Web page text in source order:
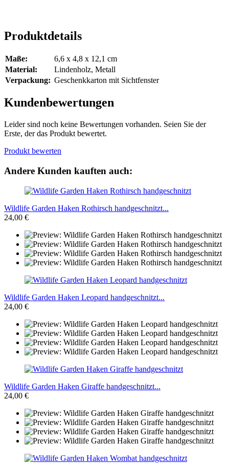
Produktdetails
Maße:
6,6 x 4,8 x 12,1 cm
Material:
Lindenholz, Metall
Verpackung: Geschenkkarton mit Sichtfenster
Kundenbewertungen
Leider sind noch keine Bewertungen vorhanden. Seien Sie der
Erste, der das Produkt bewertet.
Produkt bewerten
Andere Kunden kauften auch:
Wildlife Garden Haken Rothirsch handgeschnitzt...
24,00 €
Wildlife Garden Haken Leopard handgeschnitzt...
24,00 €
Wildlife Garden Haken Giraffe handgeschnitzt...
24,00 €